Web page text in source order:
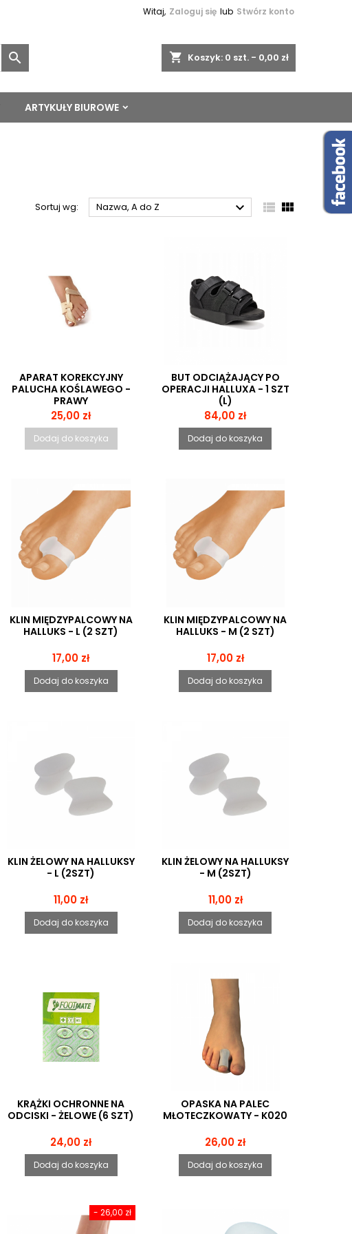
Witaj, Zaloguj się lub Stwórz konto
shopping_cart Koszyk: 0 szt. - 0,00 zł

ARTYKUŁY BIUROWE
Sortuj wg: Nazwa, A do Z   
APARAT KOREKCYJNY
PALUCHA KOŚLAWEGO -
PRAWY
Cena
25,00 zł
Dodaj do koszyka
BUT ODCIĄŻAJĄCY PO
OPERACJI HALLUXA - 1 SZT
(L)
Cena
84,00 zł
Dodaj do koszyka
KLIN MIĘDZYPALCOWY NA
HALLUKS - L (2 SZT)
Cena
17,00 zł
Dodaj do koszyka
KLIN MIĘDZYPALCOWY NA
HALLUKS - M (2 SZT)
Cena
17,00 zł
Dodaj do koszyka
KLIN ŻELOWY NA HALLUKSY
- L (2SZT)
Cena
11,00 zł
Dodaj do koszyka
KLIN ŻELOWY NA HALLUKSY
- M (2SZT)
Cena
11,00 zł
Dodaj do koszyka
KRĄŻKI OCHRONNE NA
ODCISKI - ŻELOWE (6 SZT)
Cena
24,00 zł
Dodaj do koszyka
OPASKA NA PALEC
MŁOTECZKOWATY - K020
Cena
26,00 zł
Dodaj do koszyka
- 26,00 zł